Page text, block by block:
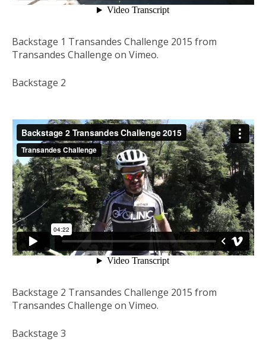
Backstage 1 Transandes Challenge 2015 from
Transandes Challenge on Vimeo.
Backstage 2
Backstage 2 Transandes Challenge 2015 from
Transandes Challenge on Vimeo.
Backstage 3